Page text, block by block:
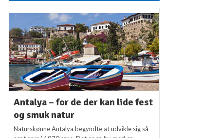
Antalya – for de der kan lide fest
og smuk natur
Naturskønne Antalya begyndte at udvikle sig så